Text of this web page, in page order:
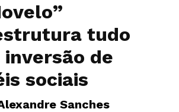
tudo
inversão de
sociais
Sanches